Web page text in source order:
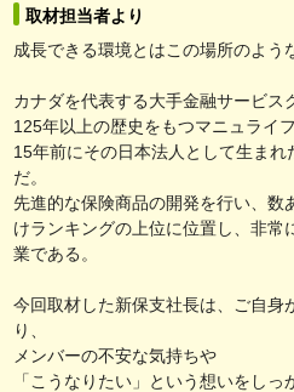
取材担当者より
成長できる環境とはこの場所のよう
カナダを代表する大手金融サービス
125年以上の歴史をもつマニュライ
15年前にその日本法人として生ま
だ。
先進的な保険商品の開発を行い、数
けランキングの上位に位置し、非常
業である。
今回取材した新保支社長は、ご自身
り、
メンバーの不安な気持ちや
「こうなりたい」という想いをしっ